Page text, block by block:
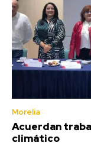
Morelia
Acuerdan
climático